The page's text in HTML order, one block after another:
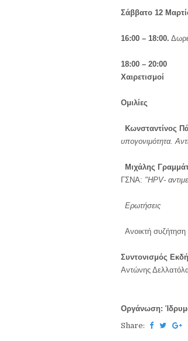
Σάββατο 12
16:00 – 18:00.
18:00 – 20:00
Χαιρετισμοί
Ομιλίες
Κωνσταντίνος
υπογονιμότητα.
Μιχάλης
ΓΣΝΑ: "HPV-
Ερωτήσεις
Ανοικτή
Συντονισμός
Αντώνης
Οργάνωση:
Share: